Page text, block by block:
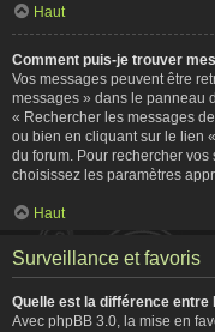
Haut
Comment puis-je trouver
Vos messages peuvent être
messages » dans le panneau
« Rechercher les messages
ou bien en cliquant sur le lien
du forum. Pour rechercher
choisissez les paramètres
Haut
Surveillance et favoris
Quelle est la différence
Avec phpBB 3.0, la mise en